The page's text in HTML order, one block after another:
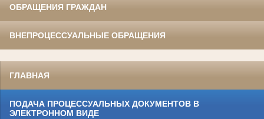
ОБРАЩЕНИЯ ГРАЖДАН
ВНЕПРОЦЕССУАЛЬНЫЕ ОБРАЩЕНИЯ
ГЛАВНАЯ
ПОДАЧА ПРОЦЕССУАЛЬНЫХ ДОКУМЕНТОВ В
ЭЛЕКТРОННОМ ВИДЕ